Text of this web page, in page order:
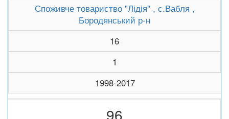
Споживче товариство "Лідія" , с.Вабля ,
Бородянський р-н
16
1
1998-2017
96